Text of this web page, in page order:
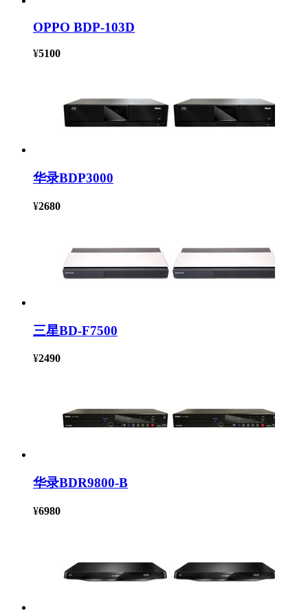
OPPO BDP-103D
¥5100
华录BDP3000
¥2680
三星BD-F7500
¥2490
华录BDR9800-B
¥6980